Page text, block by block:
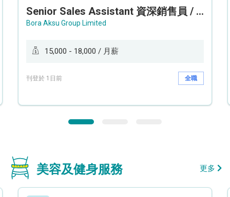
Senior Sales Assistant 資深銷售員 / Sales Assistant 銷售員
Bora Aksu Group Limited
15,000 - 18,000 / 月薪
刊登於 1日前 全職
美容及健身服務 更多